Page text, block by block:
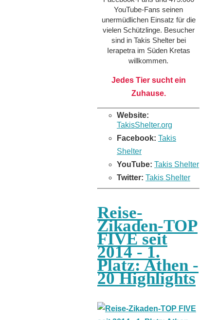
YouTube-Fans seinen
unermüdlichen Einsatz für die
vielen Schützlinge. Besucher
sind in Takis Shelter bei
Ierapetra im Süden Kretas
willkommen.
Jedes Tier sucht ein
Zuhause.
Website:
TakisShelter.org
Facebook: Takis
Shelter
YouTube: Takis Shelter
Twitter: Takis Shelter
Reise-
Zikaden-TOP
FIVE seit
2014 - 1.
Platz: Athen -
20 Highlights